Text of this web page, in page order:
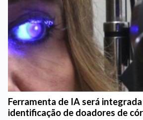
Ferramenta de IA será
identificação de doadores de